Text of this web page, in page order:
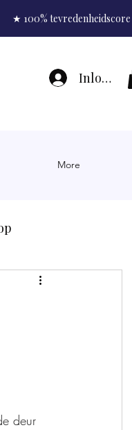
★ 100% tevredenheidscore
Inloggen
More
deur